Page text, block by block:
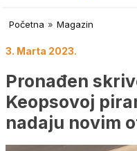
Početna » Magazin
3. Marta 2023.
Pronađen
Keopsovoj
nadaju novim